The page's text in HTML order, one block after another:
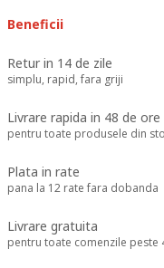
Beneficii
Retur in 14 de zile
simplu, rapid, fara griji
Livrare rapida in 48 de ore
pentru toate produsele din
Plata in rate
pana la 12 rate fara dobanda
Livrare gratuita
pentru toate comenzile peste